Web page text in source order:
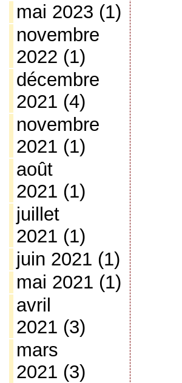
mai 2023 (1)
novembre
2022 (1)
décembre
2021 (4)
novembre
2021 (1)
août
2021 (1)
juillet
2021 (1)
juin 2021 (1)
mai 2021 (1)
avril
2021 (3)
mars
2021 (3)